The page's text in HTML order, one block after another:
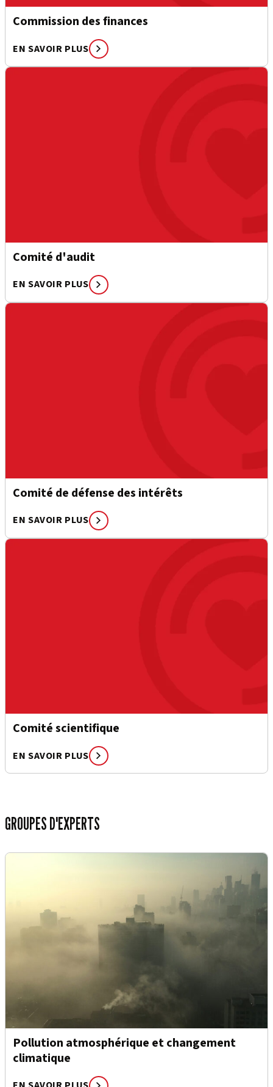
Commission des finances
EN SAVOIR PLUS
Comité d'audit
EN SAVOIR PLUS
Comité de défense des intérêts
EN SAVOIR PLUS
Comité scientifique
EN SAVOIR PLUS
GROUPES D'EXPERTS
Pollution atmosphérique et changement
climatique